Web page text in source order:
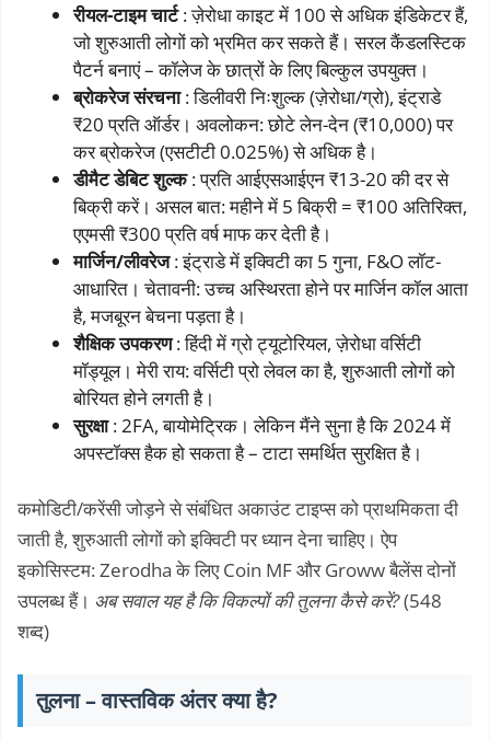
रीयल-टाइम चार्ट: ज़ेरोधा काइट में 100 से अधिक इंडिकेटर हैं,
जो शुरुआती लोगों को भ्रमित कर सकते हैं। सरल कैंडलस्टिक
पैटर्न बनाएं – कॉलेज के छात्रों के लिए बिल्कुल उपयुक्त।
ब्रोकरेज संरचना: डिलीवरी निःशुल्क (ज़ेरोधा/ग्रो), इंट्राडे
₹20 प्रति ऑर्डर। अवलोकन: छोटे लेन-देन (₹10,000) पर
कर ब्रोकरेज (एसटीटी 0.025%) से अधिक है।
डीमैट डेबिट शुल्क: प्रति आईएसआईएन ₹13-20 की दर से
बिक्री करें। असल बात: महीने में 5 बिक्री = ₹100 अतिरिक्त,
एएमसी ₹300 प्रति वर्ष माफ कर देती है।
मार्जिन/लीवरेज: इंट्राडे में इक्विटी का 5 गुना, F&O लॉट-
आधारित। चेतावनी: उच्च अस्थिरता होने पर मार्जिन कॉल आता
है, मजबूरन बेचना पड़ता है।
शैक्षिक उपकरण: हिंदी में ग्रो ट्यूटोरियल, ज़ेरोधा वर्सिटी
मॉड्यूल। मेरी राय: वर्सिटी प्रो लेवल का है, शुरुआती लोगों को
बोरियत होने लगती है।
सुरक्षा: 2FA, बायोमेट्रिक। लेकिन मैंने सुना है कि 2024 में
अपस्टॉक्स हैक हो सकता है – टाटा समर्थित सुरक्षित है।
कमोडिटी/करेंसी जोड़ने से संबंधित अकाउंट टाइप्स को प्राथमिकता दी
जाती है, शुरुआती लोगों को इक्विटी पर ध्यान देना चाहिए। ऐप
इकोसिस्टम: Zerodha के लिए Coin MF और Groww बैलेंस दोनों
उपलब्ध हैं। अब सवाल यह है कि विकल्पों की तुलना कैसे करें?(548
शब्द)
तुलना – वास्तविक अंतर क्या है?